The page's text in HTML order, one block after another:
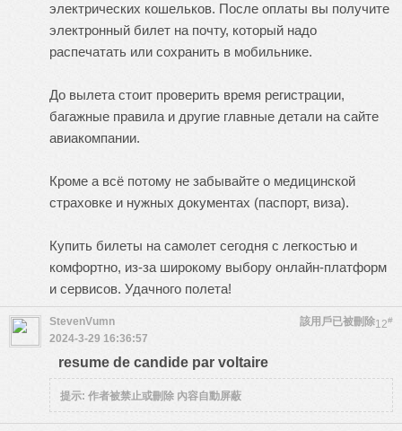
электрических кошельков. После оплаты вы получите
электронный билет на почту, который надо
распечатать или сохранить в мобильнике.
До вылета стоит проверить время регистрации,
багажные правила и другие главные детали на сайте
авиакомпании.
Кроме а всё потому не забывайте о медицинской
страховке и нужных документах (паспорт, виза).
Купить билеты на самолет сегодня с легкостью и
комфортно, из-за широкому выбору онлайн-платформ
и сервисов. Удачного полета!
12#
StevenVumn
該用戶已被刪除
2024-3-29 16:36:57
resume de candide par voltaire
提示: 作者被禁止或刪除 內容自動屏蔽